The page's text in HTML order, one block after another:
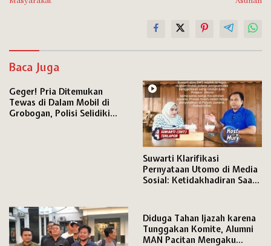
Baca Juga
Geger! Pria Ditemukan
Tewas di Dalam Mobil di
Grobogan, Polisi Selidiki
Suwarti Klarifikasi
Pernyataan Utomo di Media
Sosial: Ketidakhadiran Saat
Diduga Tahan Ijazah karena
Tunggakan Komite, Alumni
MAN Pacitan Mengaku